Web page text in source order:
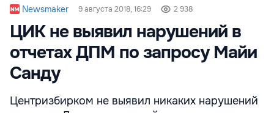
Newsmaker 9 августа 2018, 16:29 2 938
ЦИК не выявил нарушений в
отчетах ДПМ по запросу Майи
Санду
Центризбирком не выявил никаких нарушений